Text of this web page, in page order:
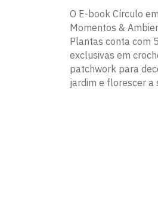
O E-book Círculo
Momentos &
Plantas conta com
exclusivas em
patchwork para
jardim e florescer a